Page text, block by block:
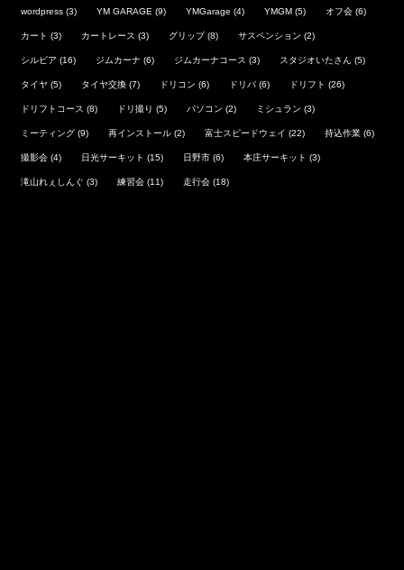
wordpress (3) YM GARAGE (9) YMGarage (4) YMGM (5) オフ会 (6)
カート (3) カートレース (3) グリップ(8) サスペンション (2)
シルビア (16) ジムカーナ (6) ジムカーナコース (3) スタジオいたさん (5)
タイヤ (5) タイヤ交換 (7) ドリコン (6) ドリパ (6) ドリフト (26)
ドリフトコース (8) ドリ撮り (5) パソコン (2) ミシュラン (3)
ミーティング (9) 再インストール (2) 富士スピードウェイ (22) 持込作業 (6)
撮影会 (4) 日光サーキット (15) 日野市 (6) 本庄サーキット (3)
滝山れぇしんぐ (3) 練習会 (11) 走行会 (18)